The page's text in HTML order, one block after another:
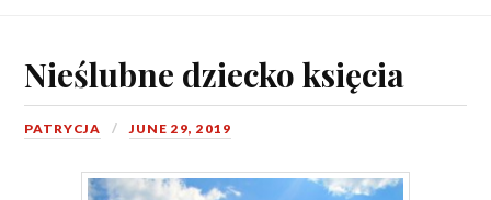
Nieślubne dziecko księcia
PATRYCJA JUNE 29, 2019